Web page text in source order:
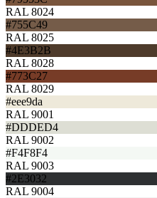
RAL 8024
#755C49
RAL 8025
#4E3B2B
RAL 8028
#773C27
RAL 8029
#eee9da
RAL 9001
#DDDED4
RAL 9002
#F4F8F4
RAL 9003
#2E3032
RAL 9004